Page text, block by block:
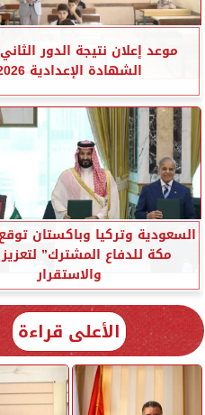
موعد إعلان نتيجة الدور
الشهادة الإعدادية 2026
السعودية وتركيا وباكستان
مكة للدفاع المشترك”
والاستقرار
الأعلى قراءة